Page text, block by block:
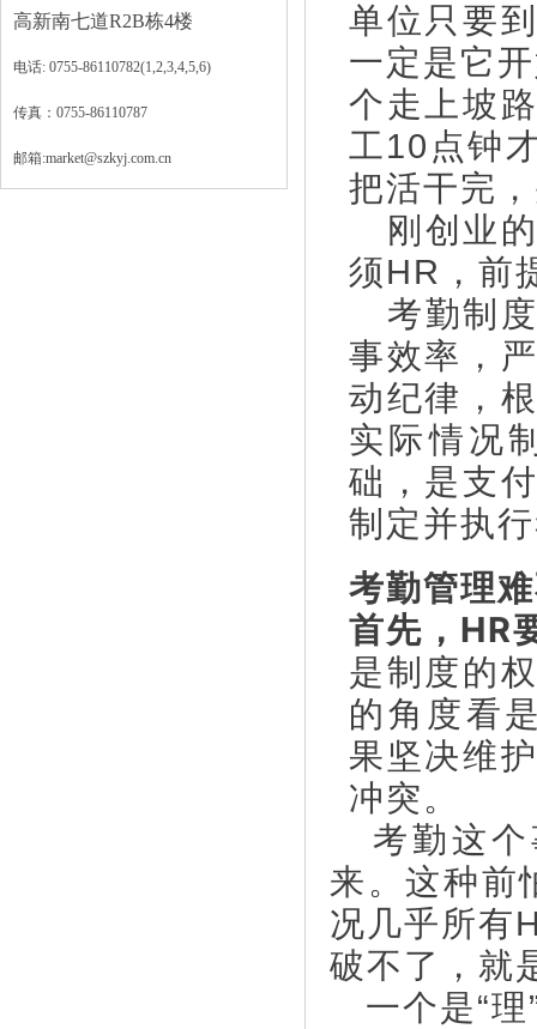
高新南七道R2B栋4楼
电话: 0755-86110782(1,2,3,4,5,6)
传真：0755-86110787
邮箱:market@szkyj.com.cn
单位只要
一定是它
个走上坡
工10点钟
把活干完
刚创业的
须HR，前
考勤制度
事效率，
动纪律，
实际情况
础，是支
制定并执
考勤管理
首先，HR
是制度的
的角度看
果坚决维
冲突。
考勤这个
来。这种前
况几乎所有
破不了，就
一个是“理